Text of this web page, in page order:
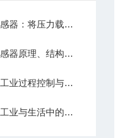
转化为可测电信号的测力装置
理、结构与应用解析
制与测量中的技术原理
生活中的感知精灵